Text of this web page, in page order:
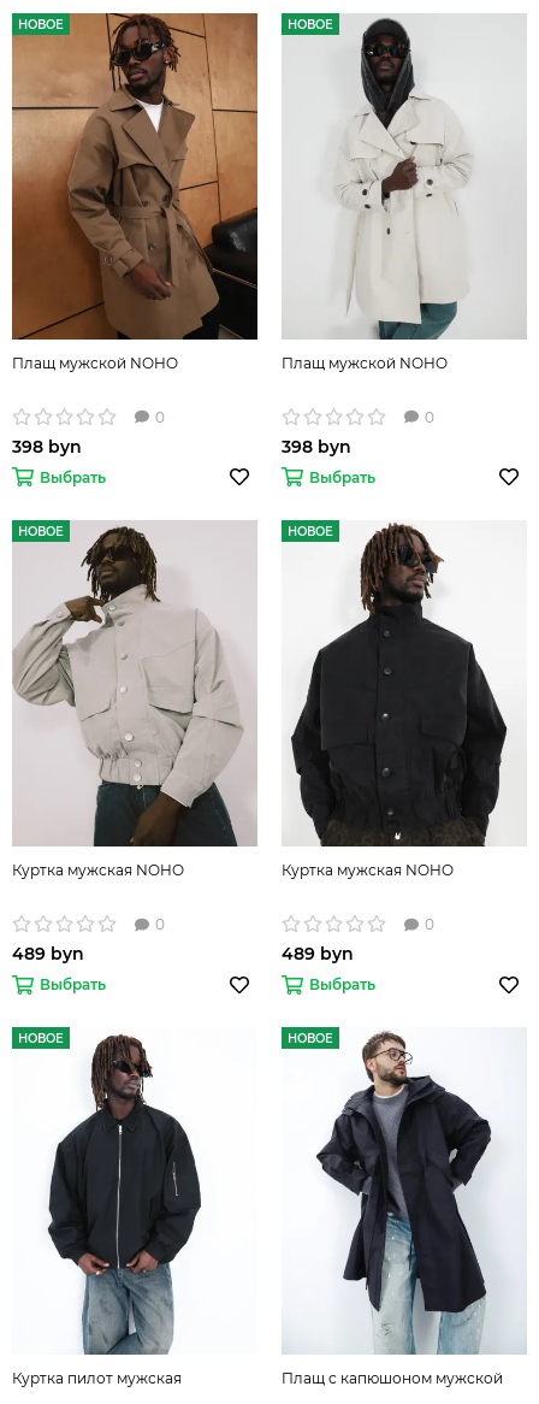
НОВОЕ
Плащ мужской NOHO
0
398 byn
Выбрать
НОВОЕ
Плащ мужской NOHO
0
398 byn
Выбрать
НОВОЕ
Куртка мужская NOHO
0
489 byn
Выбрать
НОВОЕ
Куртка мужская NOHO
0
489 byn
Выбрать
НОВОЕ
Куртка пилот мужская
НОВОЕ
Плащ с капюшоном мужской